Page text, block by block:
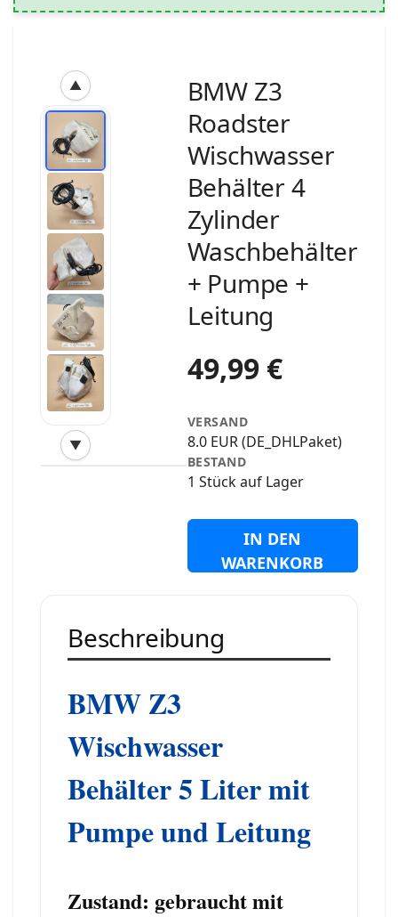
▲
▼
‹
BMW Z3
Roadster
Wischwasser
Behälter 4
Zylinder
Waschbehälter
+ Pumpe +
Leitung
49,99 €
VERSAND
8.0 EUR (DE_DHLPaket)
BESTAND
1 Stück auf Lager
IN DEN
WARENKORB
Beschreibung
BMW Z3
Wischwasser
Behälter 5 Liter mit
Pumpe und Leitung
Zustand: gebraucht mit